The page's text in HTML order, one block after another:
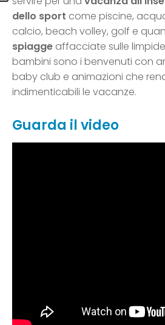
dello sport come piscine,
calcio, beach volley, golf e
spiagge affacciate sulle
bambini sono i benvenuti con
baby club e animazioni che
indimenticabili le vacanze.
Guarda il video